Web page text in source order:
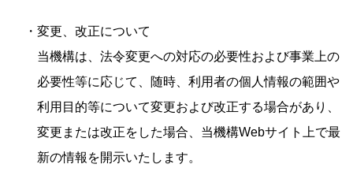
・変更、改正について
当機構は、法令変更への対応の必要性および事業上の
必要性等に応じて、随時、利用者の個人情報の範囲や
利用目的等について変更および改正する場合があり、
変更または改正をした場合、当機構Webサイト上で最
新の情報を開示いたします。